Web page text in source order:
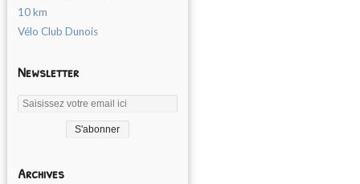
10 km
Vélo Club Dunois
Newsletter
Archives